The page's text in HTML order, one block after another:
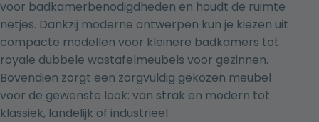
voor badkamerbenodigdheden en houdt de ruimte
netjes. Dankzij moderne ontwerpen kun je kiezen uit
compacte modellen voor kleinere badkamers tot
royale dubbele wastafelmeubels voor gezinnen.
Bovendien zorgt een zorgvuldig gekozen meubel
voor de gewenste look: van strak en modern tot
klassiek, landelijk of industrieel.